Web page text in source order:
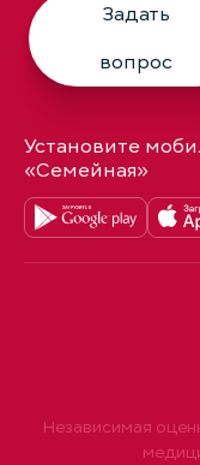
Задать
вопрос
Установите
«Семейная»
Независимая